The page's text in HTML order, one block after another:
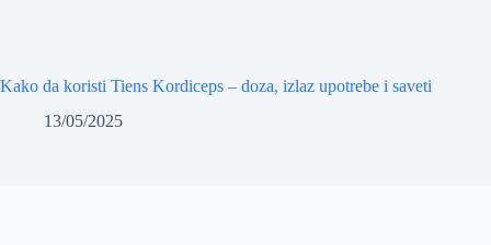
Kako da koristi Tiens Kordiceps – doza, izlaz upotrebe i saveti
13/05/2025